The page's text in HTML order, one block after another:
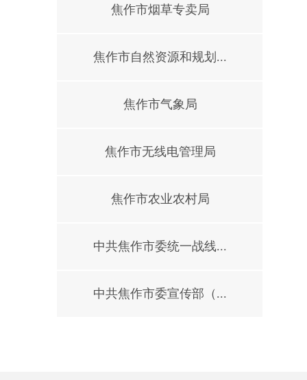
焦作市烟草专卖局
焦作市自然资源和规划...
焦作市气象局
焦作市无线电管理局
焦作市农业农村局
中共焦作市委统一战线...
中共焦作市委宣传部（...